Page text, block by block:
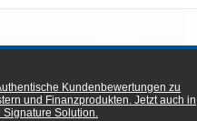
Kundenbewertungen zu
und Finanzprodukten. Jetzt auch in
Signature Solution.